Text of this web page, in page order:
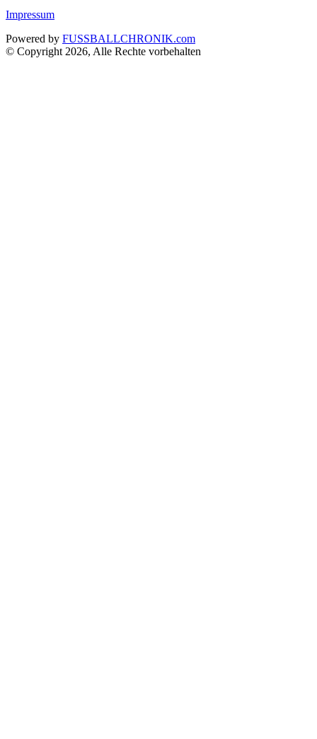
Impressum
Powered by FUSSBALLCHRONIK.com
© Copyright 2026, Alle Rechte vorbehalten